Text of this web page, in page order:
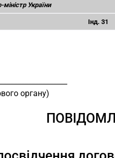
України
Інд. 31
(назва податкового органу)